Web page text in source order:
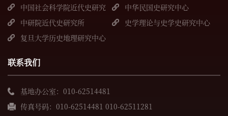
中国社会科学院近代史研究
所
中华民国史研究中心
中研院近代史研究所
史学理论与史学史研究中心
复旦大学历史地理研究中心
联系我们
基地办公室：010-62514481
传真号码：010-62514481 010-62511281